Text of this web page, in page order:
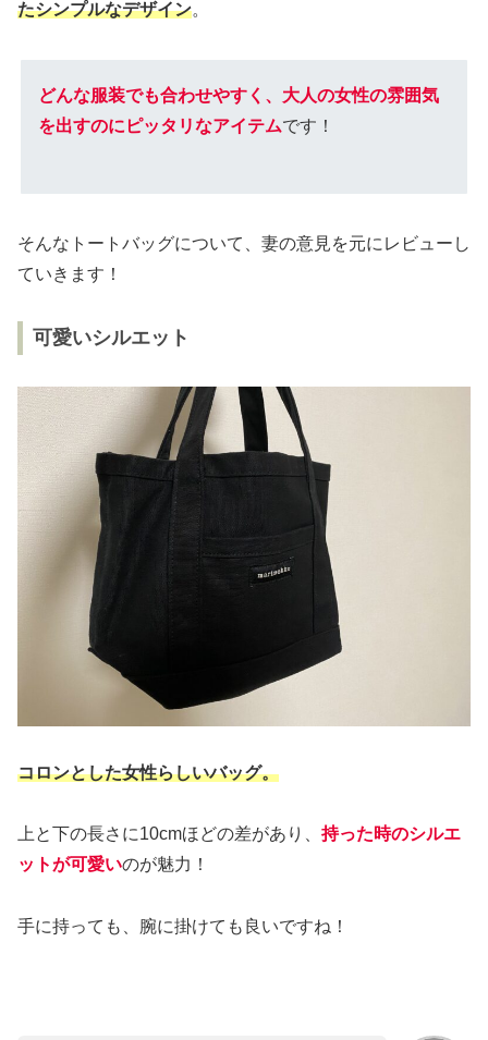
たシンプルなデザイン。
どんな服装でも合わせやすく、大人の女性の雰囲気
を出すのにピッタリなアイテムです！
そんなトートバッグについて、妻の意見を元にレビューし
ていきます！
可愛いシルエット
コロンとした女性らしいバッグ。
上と下の長さに10cmほどの差があり、 持った時のシルエ
ットが可愛いのが魅力！
手に持っても、腕に掛けても良いですね！